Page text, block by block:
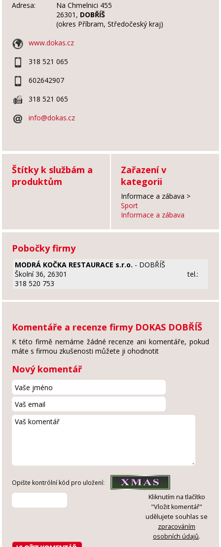
Adresa:
Na Chmelnici 455
26301, DOBŘÍŠ
(okres Příbram, Středočeský kraj)
www.dokas.cz
318 521 065
602642907
318 521 065
info@dokas.cz
Štítky k službám a
produktům
Zařazení v
kategorii
Informace a zábava >
Sport
Informace a zábava
Pobočky firmy
MODRÁ KOČKA RESTAURACE s.r.o. - DOBŘÍŠ
Školní 36, 26301
tel.:
318 520 753
Komentáře a recenze firmy DOKAS DOBŘÍŠ
K této firmě nemáme žádné recenze ani komentáře, pokud
máte s firmou zkušenosti můžete ji ohodnotit
Nový komentář
Opište kontrólní kód pro uložení:
Kliknutím na tlačítko
"Vložit komentář"
udělujete souhlas se
zpracováním
osobních údajů.